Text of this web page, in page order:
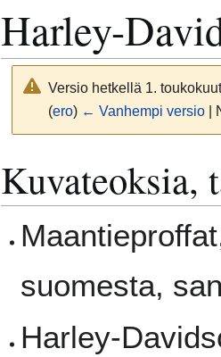
Harley-
Versio hetkellä 1.
(ero) ← Vanhempi versio|
navigaatioon
hakuun
Kuvateoksia,
suomesta,
Harley-